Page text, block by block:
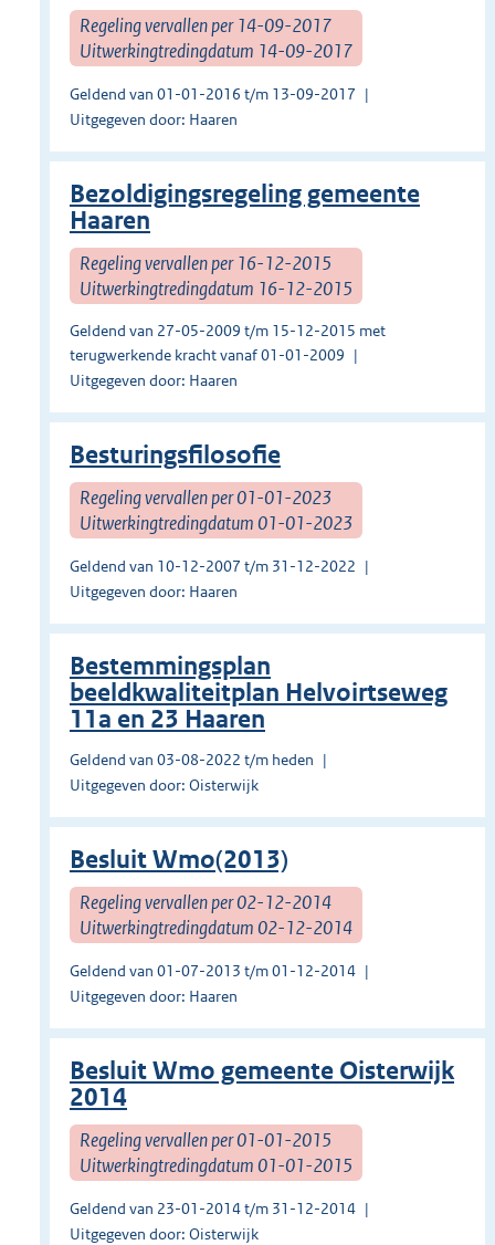
Regeling vervallen per 14-09-2017
Uitwerkingtredingdatum 14-09-2017
Geldend van 01-01-2016 t/m 13-09-2017
Uitgegeven door: Haaren
Bezoldigingsregeling gemeente
Haaren
Regeling vervallen per 16-12-2015
Uitwerkingtredingdatum 16-12-2015
Geldend van 27-05-2009 t/m 15-12-2015 met
terugwerkende kracht vanaf 01-01-2009
Uitgegeven door: Haaren
Besturingsfilosofie
Regeling vervallen per 01-01-2023
Uitwerkingtredingdatum 01-01-2023
Geldend van 10-12-2007 t/m 31-12-2022
Uitgegeven door: Haaren
Bestemmingsplan
beeldkwaliteitplan Helvoirtseweg
11a en 23 Haaren
Geldend van 03-08-2022 t/m heden
Uitgegeven door: Oisterwijk
Besluit Wmo(2013)
Regeling vervallen per 02-12-2014
Uitwerkingtredingdatum 02-12-2014
Geldend van 01-07-2013 t/m 01-12-2014
Uitgegeven door: Haaren
Besluit Wmo gemeente Oisterwijk
2014
Regeling vervallen per 01-01-2015
Uitwerkingtredingdatum 01-01-2015
Geldend van 23-01-2014 t/m 31-12-2014
Uitgegeven door: Oisterwijk